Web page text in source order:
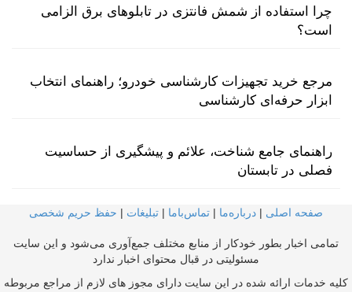
چرا استفاده از شمش فانتزی در تابلوهای برق الزامی
است؟
مرجع خرید تجهیزات کارشناسی خودرو؛ راهنمای انتخاب
ابزار حرفه‌ای کارشناسی
راهنمای جامع شناخت، علائم و پیشگیری از حساسیت
فصلی در تابستان
صفحه اصلی | درباره‌ما | تماس‌با‌ما | تبلیغات | حفظ حریم شخصی
تمامی اخبار بطور خودکار از منابع مختلف جمع‌آوری می‌شود و این سایت
مسئولیتی در قبال محتوای اخبار ندارد
کلیه خدمات ارائه شده در این سایت دارای مجوز های لازم از مراجع مربوطه